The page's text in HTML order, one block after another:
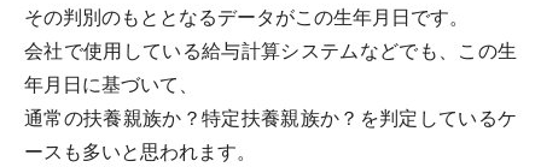
その判別のもととなるデータがこの生年月日です。
会社で使用している給与計算システムなどでも、この生
年月日に基づいて、
通常の扶養親族か？特定扶養親族か？を判定しているケ
ースも多いと思われます。